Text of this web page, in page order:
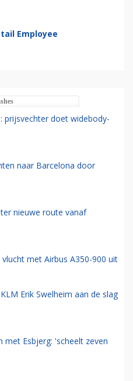
Employee
prijsvechter doet widebody-
naar Barcelona door
nieuwe route vanaf
met Airbus A350-900 uit
Erik Swelheim aan de slag
met Esbjerg: 'scheelt zeven